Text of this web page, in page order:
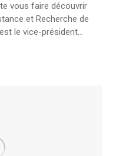
vous faire découvrir
et Recherche de
le vice-président…